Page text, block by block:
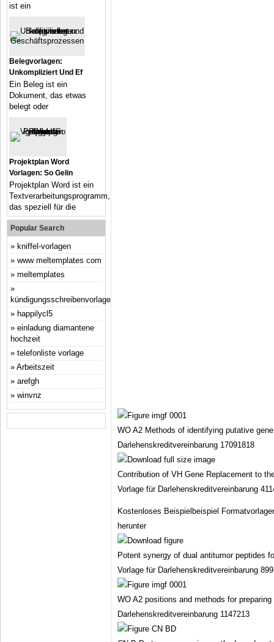
WO A2 Methods of identifying putative
Darlehenskreditvereinbarung 17091818
Contribution of VH Gene Replacement to
Vorlage für Darlehenskreditvereinbarung
Kostenloses Beispielbeispiel
herunter
Potent synergy of dual antitumor peptides
Vorlage für Darlehenskreditvereinbarung
WO A2 positions and methods for
Darlehenskreditvereinbarung 1147213
ist ein
Belegvorlagen:
Unkompliziert Und Ef
Ein Beleg ist ein
Dokument, das etwas
belegt oder
Projektplan Word
Vorlagen: So Gelin
Projektplan Word ist ein
Textverarbeitungsprogramm,
das speziell für die
Popular Search
kniffel-vorlagen
www meltemplates com
meltemplates
kündigungsschreibenvorlage
happilycl5
einladung diamantene
hochzeit
telefonliste vorlage
Arbeitszeit
arefgh
winvnz